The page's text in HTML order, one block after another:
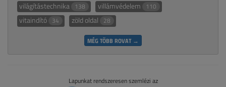
világítástechnika 138 villámvédelem 110
vitaindító 34 zöld oldal 28
MÉG TÖBB ROVAT →
Lapunkat rendszeresen szemlézi az